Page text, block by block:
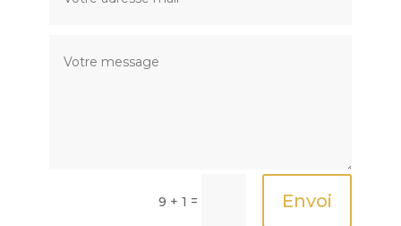
9 + 1 = Envoi